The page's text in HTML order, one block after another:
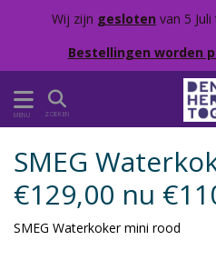
Wij zijn gesloten van 5
Bestellingen worden
MENU ZOEKEN
SMEG
€129,00 nu
SMEG Waterkoker mini rood